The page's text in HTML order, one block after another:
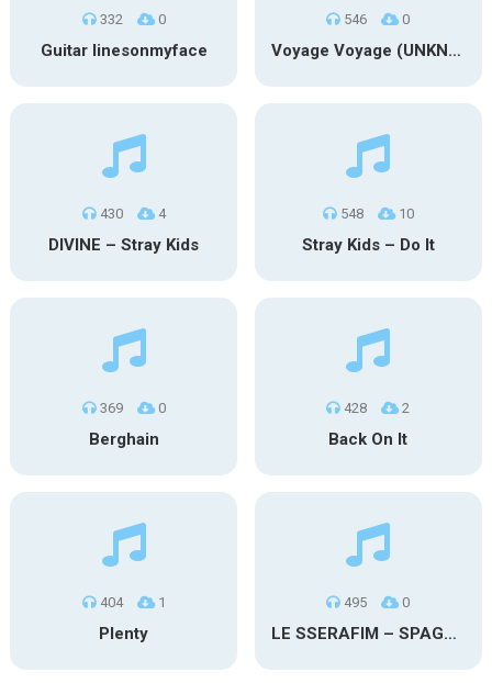
332 0
Guitar linesonmyface
546 0
Voyage Voyage (UNKNX) Cover
430 4
DIVINE – Stray Kids
548 10
Stray Kids – Do It
369 0
Berghain
428 2
Back On It
404 1
Plenty
495 0
LE SSERAFIM – SPAGHETTI (Rap)